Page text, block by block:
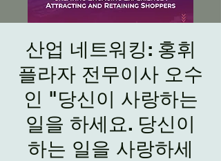
산업 네트워킹: 홍휘
플라자 전무이사 오수
인 "당신이 사랑하는
일을 하세요. 당신이
하는 일을 사랑하세